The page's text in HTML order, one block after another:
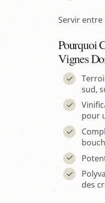
Servir entre
Pourquoi
Vignes
sud,
pour
des